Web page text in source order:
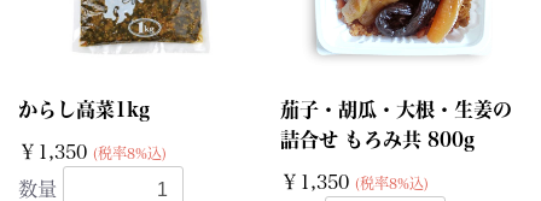
からし高菜1kg
￥1,350 (税率8%込)
数量
茄子・胡瓜・大根・生姜の
詰合せ もろみ共 800g
￥1,350 (税率8%込)